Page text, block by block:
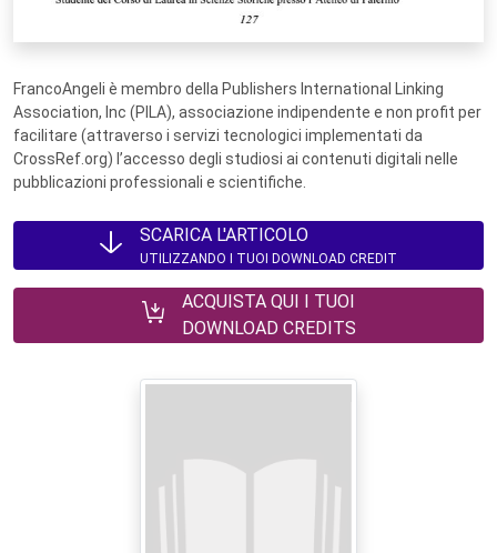
FrancoAngeli è membro della Publishers International Linking
Association, Inc (PILA), associazione indipendente e non profit per
facilitare (attraverso i servizi tecnologici implementati da
CrossRef.org) l’accesso degli studiosi ai contenuti digitali nelle
pubblicazioni professionali e scientifiche.
SCARICA L'ARTICOLO
UTILIZZANDO I TUOI DOWNLOAD CREDIT
ACQUISTA QUI I TUOI
DOWNLOAD CREDITS